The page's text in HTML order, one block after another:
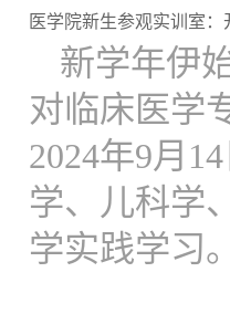
医学院新生参观实训室
新学年伊
对临床医学
2024年9月
学、儿科学
学实践学习